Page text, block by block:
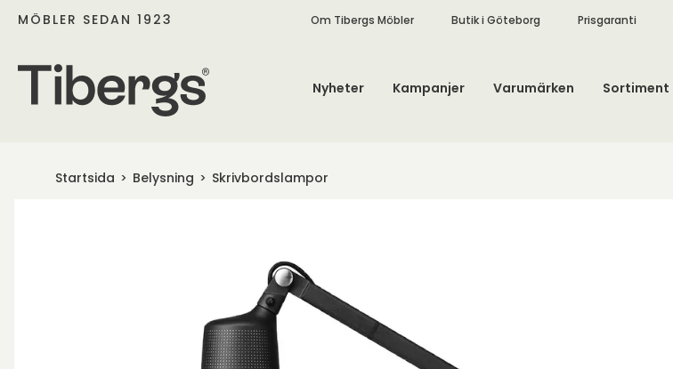
MÖBLER SEDAN 1923 Om Tibergs Möbler Butik i Göteborg Prisgaranti
Nyheter Kampanjer Varumärken Sortiment
Startsida Belysning Skrivbordslampor